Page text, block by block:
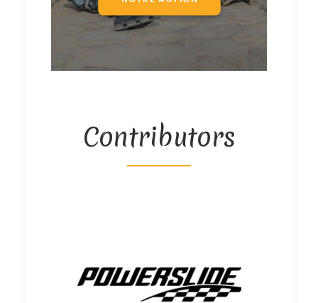
Contributors